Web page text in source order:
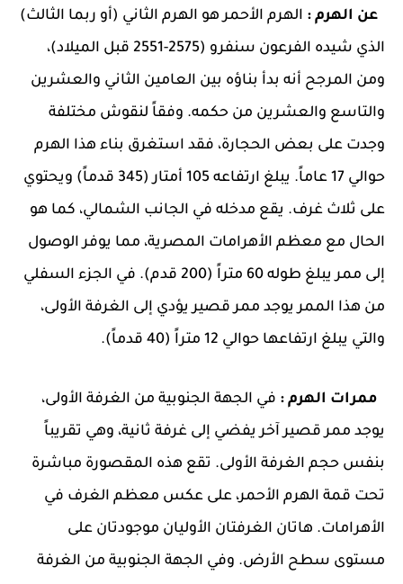
عن الهرم : الهرم الأحمر هو الهرم الثاني (أو ربما الثالث)
الذي شيده الفرعون سنفرو (2575-2551 قبل الميلاد)،
ومن المرجح أنه بدأ بناؤه بين العامين الثاني والعشرين
والتاسع والعشرين من حكمه. وفقاً لنقوش مختلفة
وجدت على بعض الحجارة، فقد استغرق بناء هذا الهرم
حوالي 17 عاماً. يبلغ ارتفاعه 105 أمتار (345 قدماً) ويحتوي
على ثلاث غرف. يقع مدخله في الجانب الشمالي، كما هو
الحال مع معظم الأهرامات المصرية، مما يوفر الوصول
إلى ممر يبلغ طوله 60 متراً (200 قدم). في الجزء السفلي
من هذا الممر يوجد ممر قصير يؤدي إلى الغرفة الأولى،
والتي يبلغ ارتفاعها حوالي 12 متراً (40 قدماً).
ممرات الهرم : في الجهة الجنوبية من الغرفة الأولى،
يوجد ممر قصير آخر يفضي إلى غرفة ثانية، وهي تقريباً
بنفس حجم الغرفة الأولى. تقع هذه المقصورة مباشرة
تحت قمة الهرم الأحمر، على عكس معظم الغرف في
الأهرامات. هاتان الغرفتان الأوليان موجودتان على
مستوى سطح الأرض. وفي الجهة الجنوبية من الغرفة